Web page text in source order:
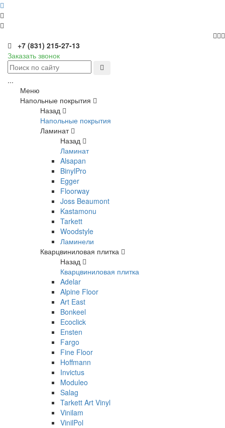
+7 (831) 215-27-13
Заказать звонок
...
Меню
Напольные покрытия
Назад
Напольные покрытия
Ламинат
Назад
Ламинат
Alsapan
BinylPro
Egger
Floorway
Joss Beaumont
Kastamonu
Tarkett
Woodstyle
Ламинели
Кварцвиниловая плитка
Назад
Кварцвиниловая плитка
Adelar
Alpine Floor
Art East
Bonkeel
Ecoclick
Ensten
Fargo
Fine Floor
Hoffmann
Invictus
Moduleo
Salag
Tarkett Art Vinyl
Vinilam
VinilPol